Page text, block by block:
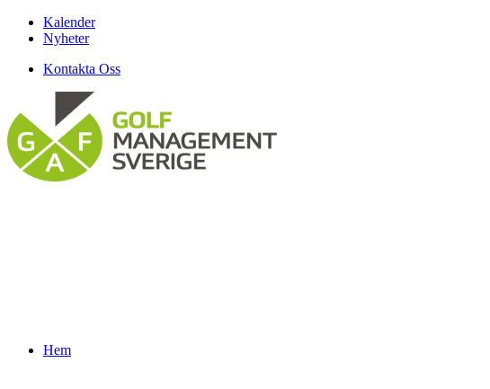
Kalender
Nyheter
Kontakta Oss
Hem